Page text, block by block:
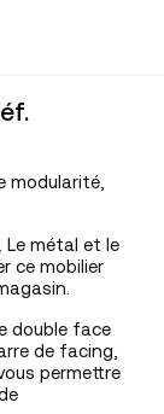
modularité,
Le métal et le
ce mobilier
double face
de facing,
permettre